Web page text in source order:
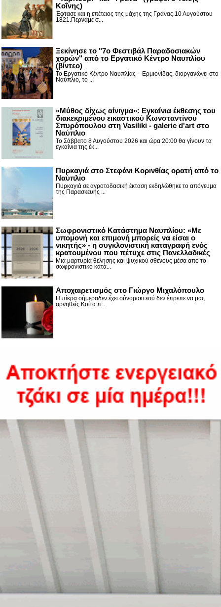
Κοΐνης)
Έφτασε και η επέτειος της μάχης της Γράνας.10 Αυγούστου
1821.Περνάμε σ...
Ξεκίνησε το "7ο Φεστιβάλ Παραδοσιακών
χορών" από το Εργατικό Κέντρο Ναυπλίου
(βίντεο)
Το Εργατικό Κέντρο Ναυπλίας – Ερμιονίδας, διοργανώνει στο
Ναύπλιο, το ...
«Μύθος δίχως αίνιγμα»: Εγκαίνια έκθεσης του
διακεκριμένου εικαστικού Κωνσταντίνου
Σπυρόπουλου στη Vasiliki - galerie d'art στο
Ναύπλιο
Το Σάββατο 8 Αυγούστου 2026 και ώρα 20:00 θα γίνουν τα
εγκαίνια της έκ...
Πυρκαγιά στο Στεφάνι Κορινθίας ορατή από το
Ναύπλιο
Πυρκαγιά σε αγροτοδασική έκταση εκδηλώθηκε το απόγευμα
της Παρασκευής ...
Σωφρονιστικό Κατάστημα Ναυπλίου: «Με
υπομονή και επιμονή μπορείς να είσαι ο
νικητής» - η συγκλονιστική καταγραφή ενός
κρατουμένου που πέτυχε στις Πανελλαδικές
Μια μαρτυρία θέλησης και ψυχικού σθένους μέσα από το
σωφρονιστικό κατά...
Αποχαιρετισμός στο Γιώργο Μιχαλόπουλο
Η πίκρα σήμεραδεν έχει σύνορακι εσύ δεν έπρεπε να μας
αρνηθείς.Κοίτα π...